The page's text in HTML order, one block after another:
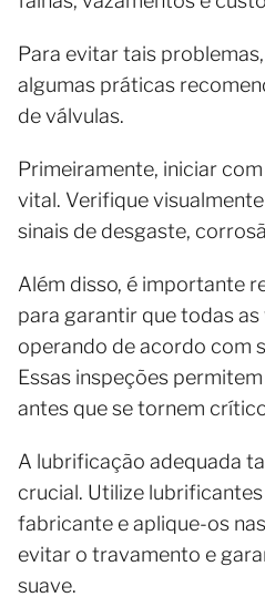
Para evitar tais
algumas práticas
de válvulas.
Primeiramente, iniciar
vital. Verifique
sinais de desgaste,
Além disso, é importante
para garantir que todas
operando de acordo com
Essas inspeções
antes que se tornem
A lubrificação adequada
crucial. Utilize
fabricante e aplique-os
evitar o travamento e
suave.